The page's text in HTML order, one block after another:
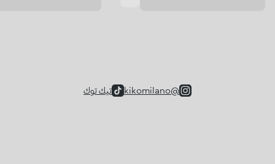
@kikomilano تيك توك